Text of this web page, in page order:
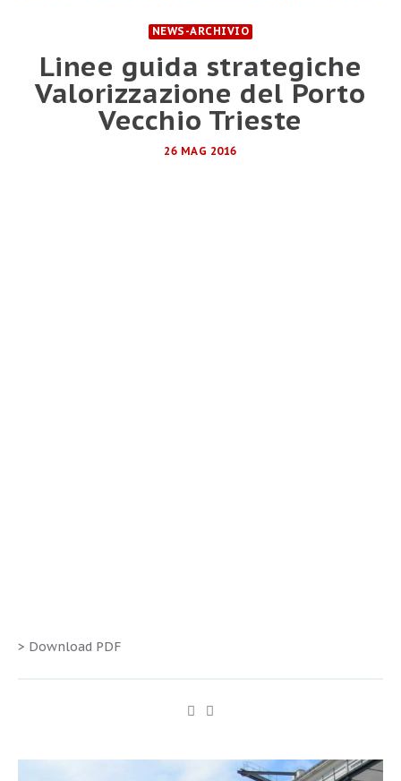
NEWS-ARCHIVIO
Linee guida strategiche
Valorizzazione del Porto
Vecchio Trieste
26 MAG 2016
> Download PDF